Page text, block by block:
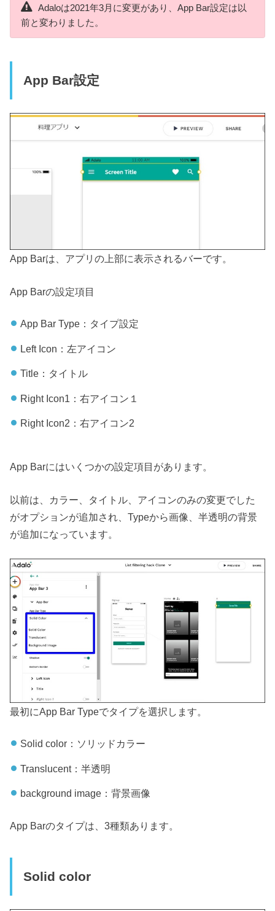
Adaloは2021年3月に変更があり、App Bar設定は以
前と変わりました。
App Bar設定
App Barは、アプリの上部に表示されるバーです。
App Barの設定項目
App Bar Type：タイプ設定
Left Icon：左アイコン
Title：タイトル
Right Icon1：右アイコン１
Right Icon2：右アイコン2
App Barにはいくつかの設定項目があります。
以前は、カラー、タイトル、アイコンのみの変更でした
がオプションが追加され、Typeから画像、半透明の背景
が追加になっています。
最初にApp Bar Typeでタイプを選択します。
Solid color：ソリッドカラー
Translucent：半透明
background image：背景画像
App Barのタイプは、3種類あります。
Solid color